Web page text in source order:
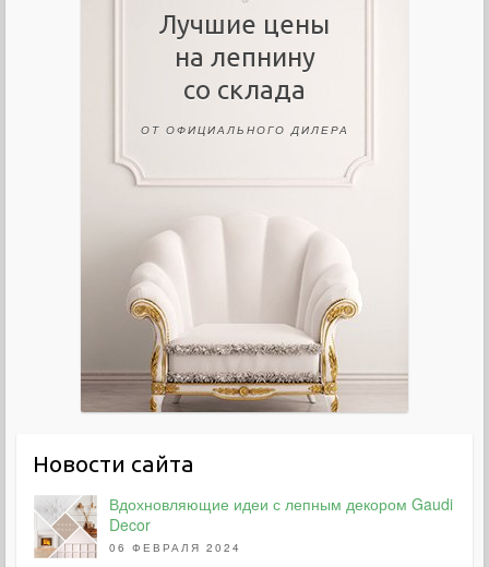
Лучшие цены
на лепнину
со склада
ОТ ОФИЦИАЛЬНОГО ДИЛЕРА
Новости сайта
Вдохновляющие идеи с лепным декором Gaudi
Decor
06 ФЕВРАЛЯ 2024